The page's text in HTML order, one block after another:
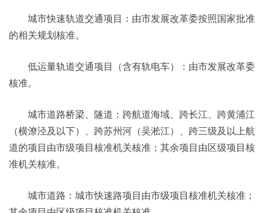
城市快速轨道交通项目：由市发展改革委按照国家批准
的相关规划核准。
低运量轨道交通项目（含有轨电车）：由市发展改革委
核准。
城市道路桥梁、隧道：跨航道海域、跨长江、跨黄浦江
（横潦泾及以下）、跨苏州河（吴淞江）、跨三级及以上航
道的项目由市级项目核准机关核准；其余项目由区级项目核
准机关核准。
城市道路：城市快速路项目由市级项目核准机关核准；